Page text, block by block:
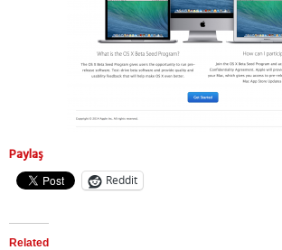
Paylaş
Reddit
Related